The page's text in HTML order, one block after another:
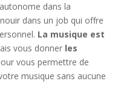
dans la
dans un job qui offre
La musique est
vous donner les
vous permettre de
musique sans aucune